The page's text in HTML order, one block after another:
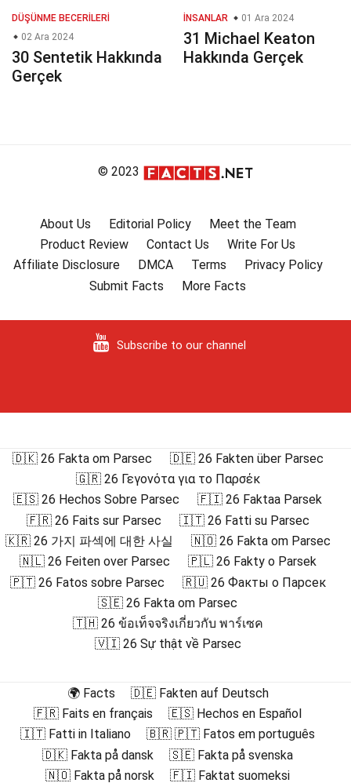
DÜŞÜNME BECERILERI
02 Ara 2024
30 Sentetik Hakkında
Gerçek
İNSANLAR 01 Ara 2024
31 Michael Keaton
Hakkında Gerçek
© 2023
About Us Editorial Policy
Meet the Team
Product Review
Contact Us
Write For Us
Affiliate Disclosure
DMCA Terms
Privacy Policy
Submit Facts
More Facts
Subscribe to our channel
🇩🇰 26 Fakta om Parsec
🇩🇪 26 Fakten über Parsec
🇬🇷 26 Γεγονότα για το Παρσέκ
🇪🇸 26 Hechos Sobre Parsec
🇫🇮 26 Faktaa Parsek
🇫🇷 26 Faits sur Parsec
🇮🇹 26 Fatti su Parsec
🇰🇷 26 가지 파섹에 대한 사실
🇳🇴 26 Fakta om Parsec
🇳🇱 26 Feiten over Parsec
🇵🇱 26 Fakty o Parsek
🇵🇹 26 Fatos sobre Parsec
🇷🇺 26 Факты о Парсек
🇸🇪 26 Fakta om Parsec
🇹🇭 26 ข้อเท็จจริงเกี่ยวกับ พาร์เซค
🇻🇮 26 Sự thật về Parsec
🌍 Facts
🇩🇪 Fakten auf Deutsch
🇫🇷 Faits en français
🇪🇸 Hechos en Español
🇮🇹 Fatti in Italiano
🇧🇷 🇵🇹 Fatos em português
🇩🇰 Fakta på dansk
🇸🇪 Fakta på svenska
🇳🇴 Fakta på norsk
🇫🇮 Faktat suomeksi